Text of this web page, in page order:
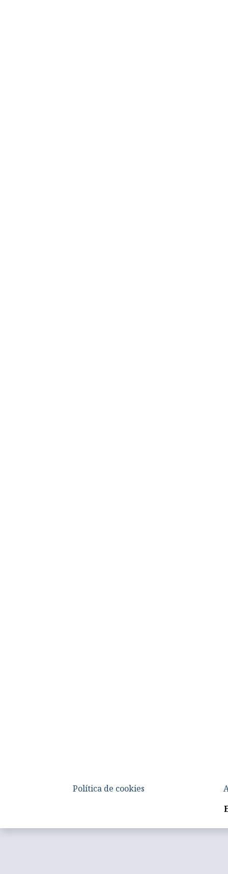
Política de cookies